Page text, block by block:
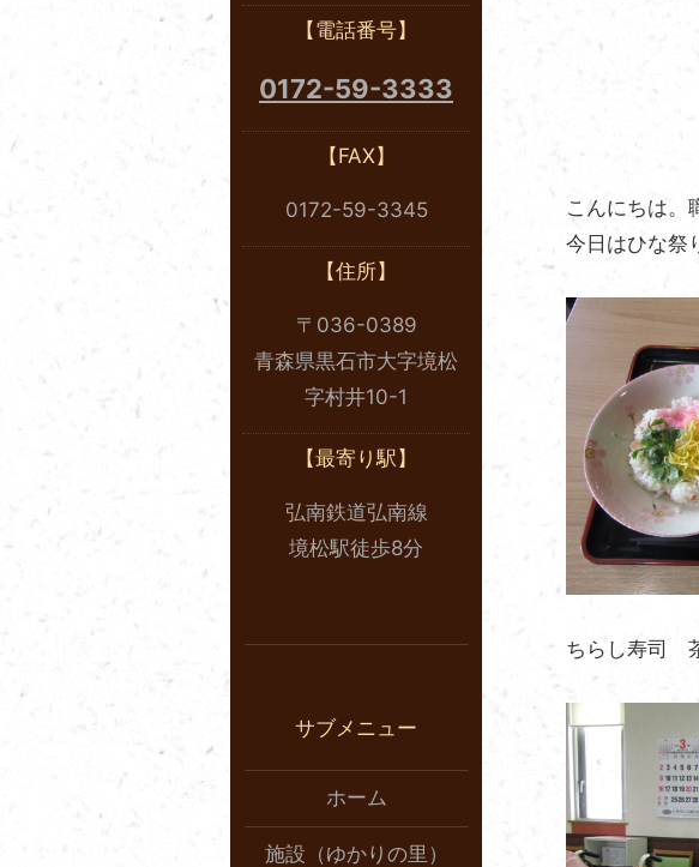
こんにちは。
今日はひな祭
ちらし寿司
【電話番号】
0172-59-3333
【FAX】
0172-59-3345
【住所】
〒036-0389
青森県黒石市大字境松
字村井10-1
【最寄り駅】
弘南鉄道弘南線
境松駅徒歩8分
サブメニュー
ホーム
施設（ゆかりの里）